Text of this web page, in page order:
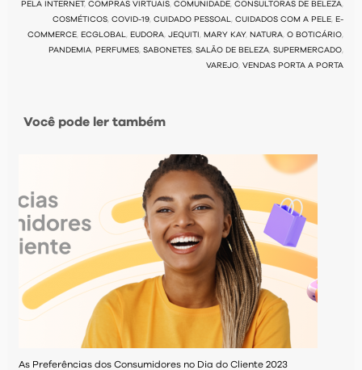
PELA INTERNET, COMPRAS VIRTUAIS, COMUNIDADE, CONSULTORAS DE BELEZA,
COSMÉTICOS, COVID-19, CUIDADO PESSOAL, CUIDADOS COM A PELE, E-
COMMERCE, ECGLOBAL, EUDORA, JEQUITI, MARY KAY, NATURA, O BOTICÁRIO,
PANDEMIA, PERFUMES, SABONETES, SALÃO DE BELEZA, SUPERMERCADO,
VAREJO, VENDAS PORTA A PORTA
Você pode ler também
As Preferências dos Consumidores no Dia do Cliente 2023